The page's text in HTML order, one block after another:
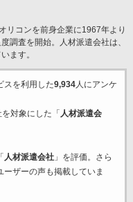
リコンを前身企業に1967年より
調査を開始。人材派遣会社は、
ます。
スを利用した9,934人にアンケ
を対象にした「 人材派遣会
人材派遣会社」を評価。さら
ザーの声も掲載していま